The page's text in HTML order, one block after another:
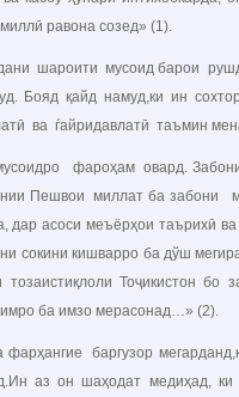
равона созед» (1).
шароити мусоид барои
Бояд қайд намуд,ки ин
ва ѓайридавлатӣ таъмин
фароҳам овард. Забони
Пешвои миллат ба забони
асоси меъёрҳои таърихӣ
сокини кишварро ба дўш
Тоҷикистон бо
ба имзо мерасонад…» (2).
баргузор
аз он шаҳодат медиҳад,